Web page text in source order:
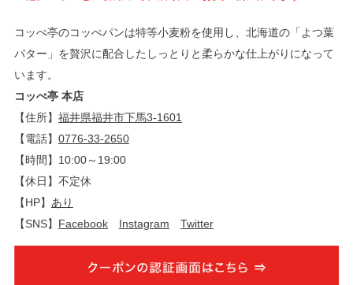
コッぺ亭のコッぺパンは特等小麦粉を使用し、北海道の「よつ葉
バター」を贅沢に配合したしっとりと柔らかな仕上がりになって
います。
コッぺ亭 本店
【住所】 福井県福井市下馬3-1601
【電話】 0776-33-2650
【時間】10:00～19:00
【休日】不定休
【HP】 あり
【SNS】 Facebook Instagram Twitter